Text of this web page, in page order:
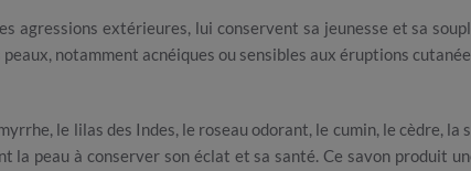
agressions extérieures, lui conservent sa jeunesse et sa
notamment acnéiques ou sensibles aux éruptions
le lilas des Indes, le roseau odorant, le cumin, le cèdre, la
peau à conserver son éclat et sa santé. Ce savon produit